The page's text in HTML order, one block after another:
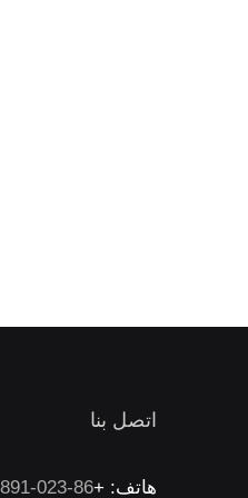
اتصل بنا
هاتف: +86-023-62984891